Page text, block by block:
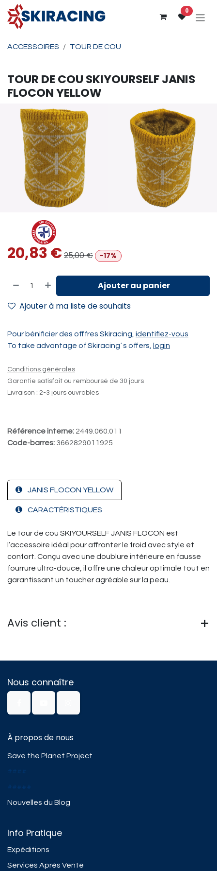
Se rendre au contenu
0
ACCESSOIRES TOUR DE COU
TOUR DE COU SKIYOURSELFJANIS
FLOCON YELLOW
20,83€25,00€ -17%
Ajouter au panier
Ajouter à ma liste de souhaits
Pour bénificier des offfres Skiracing, identifiez-vous
To take advantage of Skiracing´s offers,
login
Conditions générales
Garantie satisfait ou remboursé de 30 jours
Livraison : 2-3 jours ouvrables
Référence interne: 2449.060.011
Code-barres: 3662829011925
JANIS FLOCON YELLOW
CARACTÉRISTIQUES
Le tour de cou SKIYOURSELF JANIS FLOCON est
l’accessoire idéal pour affronter le froid avec style et
confort. Conçu avec une doublure intérieure en fausse
fourrure ultra-douce, il offre une chaleur optimale tout en
garantissant un toucher agréable sur la peau.
Avis client :
Nous connaître
À propos de nous
Save the Planet Project
####
#####
Nouvelles du Blog
Info Pratique
Expéditions
Services Après Vente